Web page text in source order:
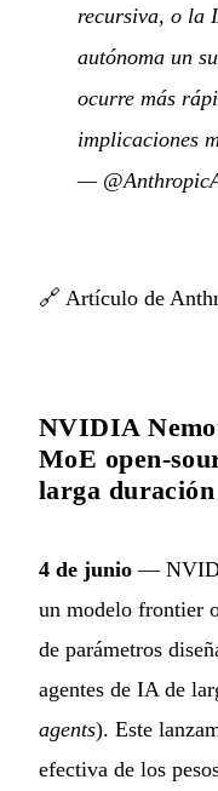
recursiva, o la
autónoma un
ocurre más
implicaciones
—
🔗 Artículo de
NVIDIA
MoE open-
larga duración
4 de junio —
un modelo frontier
de parámetros
agentes de IA de
agents). Este
efectiva de los